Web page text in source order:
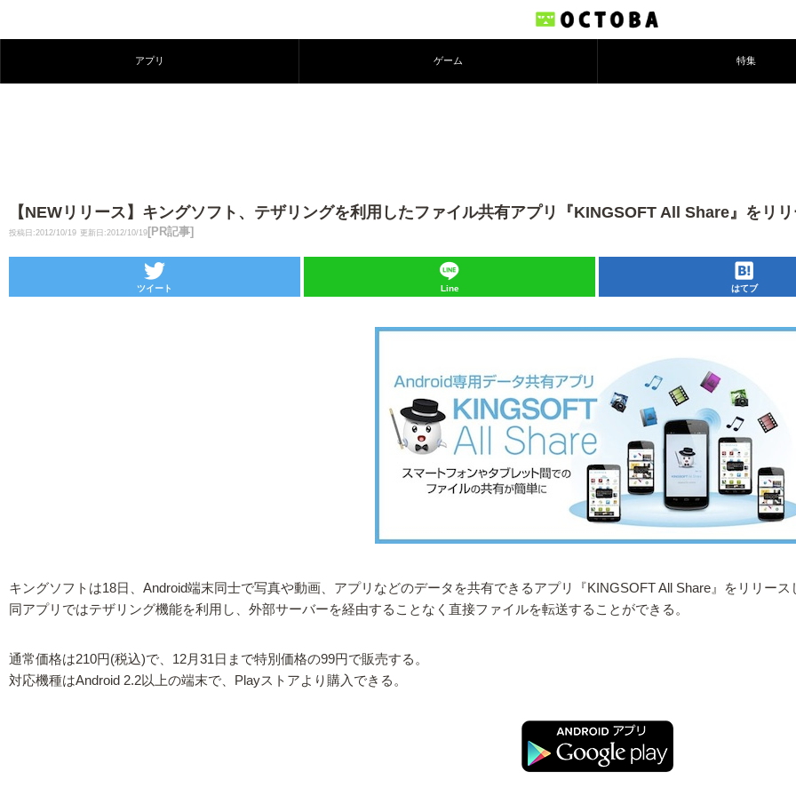
アプリ ゲーム 特集
【NEWリリース】キングソフト、テザリングを利用したファイル共有アプリ『KINGSOFT All Share』をリ
投稿日:2012/10/19 更新日:2012/10/19 [PR記事]
ツイート Line はてブ
キングソフトは18日、Android端末同士で写真や動画、アプリなどのデータを共有できるアプリ『KINGSOFT All Share』をリリース
同アプリではテザリング機能を利用し、外部サーバーを経由することなく直接ファイルを転送することができる。
通常価格は210円(税込)で、12月31日まで特別価格の99円で販売する。
対応機種はAndroid 2.2以上の端末で、Playストアより購入できる。